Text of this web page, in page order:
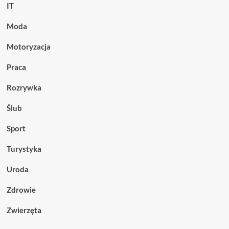
IT
Moda
Motoryzacja
Praca
Rozrywka
Ślub
Sport
Turystyka
Uroda
Zdrowie
Zwierzęta